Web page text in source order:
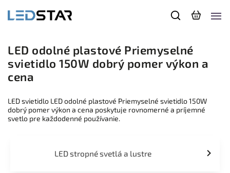
LED odolné plastové Priemyselné
svietidlo 150W dobrý pomer výkon a
cena
LED svietidlo LED odolné plastové Priemyselné svietidlo 150W
dobrý pomer výkon a cena poskytuje rovnomerné a príjemné
svetlo pre každodenné používanie.
LED stropné svetlá a lustre